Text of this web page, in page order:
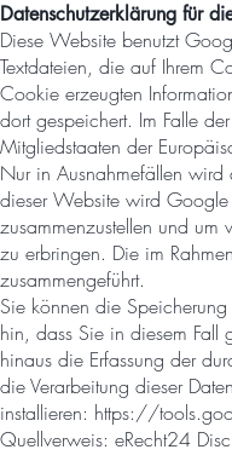
Datenschutzerklärung für
Diese Website benutzt
Textdateien, die auf Ihrem
Cookie erzeugten
dort gespeichert. Im Falle
Mitgliedstaaten der
Nur in Ausnahmefällen wird
dieser Website wird Google
zusammenzustellen und um
zu erbringen. Die im
zusammengeführt.
Sie können die
hin, dass Sie in diesem Fall
hinaus die Erfassung der
die Verarbeitung dieser
installieren: https://
Quellverweis: eRecht24